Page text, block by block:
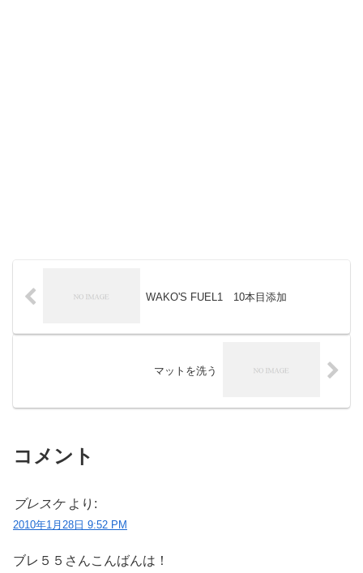
WAKO'S FUEL1 10本目添加
マットを洗う
コメント
ブレスケ より:
2010年1月28日 9:52 PM
ブレ５５さんこんばんは！